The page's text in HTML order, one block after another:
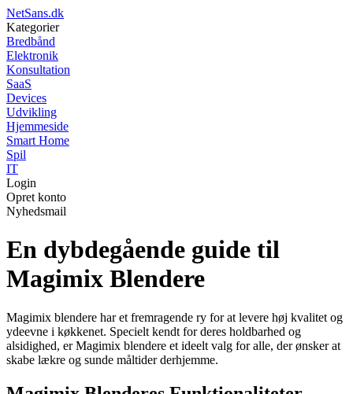
NetSans.dk
Kategorier
Bredbånd
Elektronik
Konsultation
SaaS
Devices
Udvikling
Hjemmeside
Smart Home
Spil
IT
Login
Opret konto
Nyhedsmail
En dybdegående guide til
Magimix Blendere
Magimix blendere har et fremragende ry for at levere høj kvalitet og
ydeevne i køkkenet. Specielt kendt for deres holdbarhed og
alsidighed, er Magimix blendere et ideelt valg for alle, der ønsker at
skabe lækre og sunde måltider derhjemme.